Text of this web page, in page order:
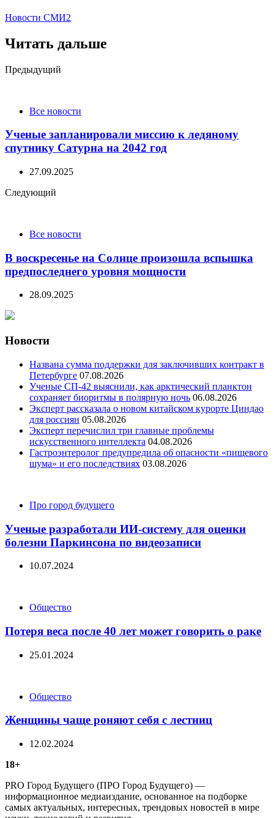
Новости СМИ2
Читать дальше
Post
Предыдущий
Все новости
Ученые запланировали миссию к ледяному
спутнику Сатурна на 2042 год
27.09.2025
Следующий
Все новости
В воскресенье на Солнце произошла вспышка
предпоследнего уровня мощности
28.09.2025
Новости
Названа сумма поддержки для заключивших контракт в
Петербурге 07.08.2026
Ученые СП-42 выяснили, как арктический планктон
сохраняет биоритмы в полярную ночь 06.08.2026
Эксперт рассказала о новом китайском курорте Циндао
для россиян 05.08.2026
Эксперт перечислил три главные проблемы
искусственного интеллекта 04.08.2026
Гастроэнтеролог предупредила об опасности «пищевого
шума» и его последствиях 03.08.2026
CategoriesПро город будущего
Ученые разработали ИИ-систему для оценки
болезни Паркинсона по видеозаписи
10.07.2024
CategoriesОбщество
Потеря веса после 40 лет может говорить о раке
25.01.2024
CategoriesОбщество
Женщины чаще роняют себя с лестниц
12.02.2024
18+
PRO Город Будущего (ПРО Город Будущего) —
информационное медиаиздание, основанное на подборке
самых актуальных, интересных, трендовых новостей в мире